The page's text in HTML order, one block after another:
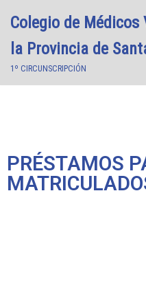
al
contenido
Colegio de Médicos
la Provincia de
1º CIRCUNSCRIPCIÓN
PRÉSTAMOS